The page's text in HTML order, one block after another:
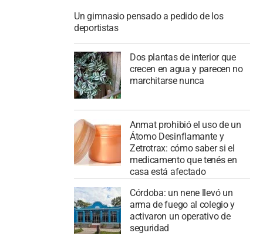
Un gimnasio pensado a pedido de los
deportistas
Dos plantas de interior que
crecen en agua y parecen no
marchitarse nunca
Anmat prohibió el uso de un
Átomo Desinflamante y
Zetrotrax: cómo saber si el
medicamento que tenés en
casa está afectado
Córdoba: un nene llevó un
arma de fuego al colegio y
activaron un operativo de
seguridad